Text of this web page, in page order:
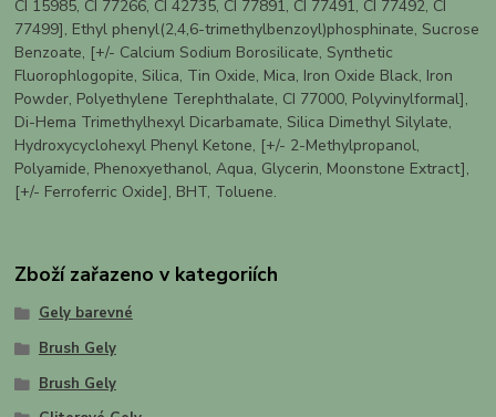
CI 15985, CI 77266, CI 42735, CI 77891, CI 77491, CI 77492, CI
77499], Ethyl phenyl(2,4,6-trimethylbenzoyl)phosphinate, Sucrose
Benzoate, [+/- Calcium Sodium Borosilicate, Synthetic
Fluorophlogopite, Silica, Tin Oxide, Mica, Iron Oxide Black, Iron
Powder, Polyethylene Terephthalate, CI 77000, Polyvinylformal],
Di-Hema Trimethylhexyl Dicarbamate, Silica Dimethyl Silylate,
Hydroxycyclohexyl Phenyl Ketone, [+/- 2-Methylpropanol,
Polyamide, Phenoxyethanol, Aqua, Glycerin, Moonstone Extract],
[+/- Ferroferric Oxide], BHT, Toluene.
Zboží zařazeno v kategoriích
Gely barevné
Brush Gely
Brush Gely